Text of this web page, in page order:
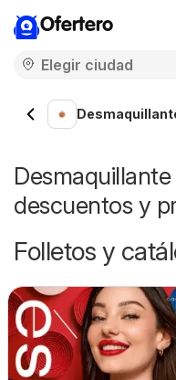
Ofertero
descuentos y
Folletos y